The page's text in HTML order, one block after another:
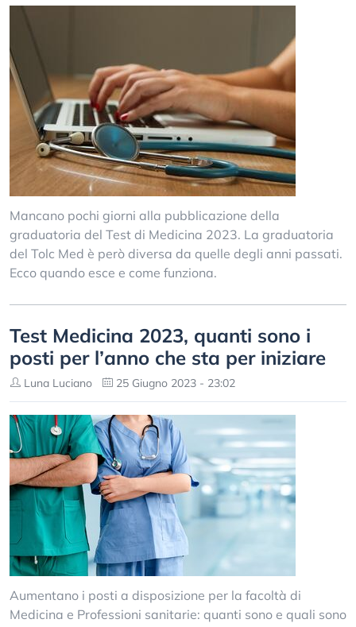
Mancano pochi giorni alla pubblicazione della
graduatoria del Test di Medicina 2023. La graduatoria
del Tolc Med è però diversa da quelle degli anni passati.
Ecco quando esce e come funziona.
Test Medicina 2023, quanti sono i
posti per l’anno che sta per iniziare
Luna Luciano 25 Giugno 2023 - 23:02
Aumentano i posti a disposizione per la facoltà di
Medicina e Professioni sanitarie: quanti sono e quali sono